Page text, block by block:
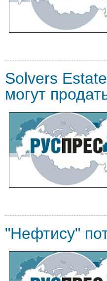
Solvers
могут
"Нефтису"